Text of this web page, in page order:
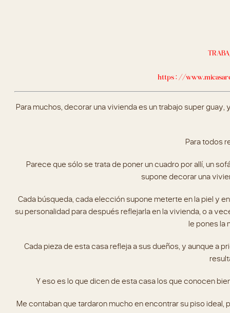
https://
Para muchos, decorar una vivienda es un trabajo super
Para todos
Parece que sólo se trata de poner un cuadro por allí, un
supone decorar una
Cada búsqueda, cada elección supone meterte en la piel y
su personalidad para después reflejarla en la vivienda, o a
le pones la
Cada pieza de esta casa refleja a sus dueños, y aunque a
Y eso es lo que dicen de esta casa los que conocen
Me contaban que tardaron mucho en encontrar su piso